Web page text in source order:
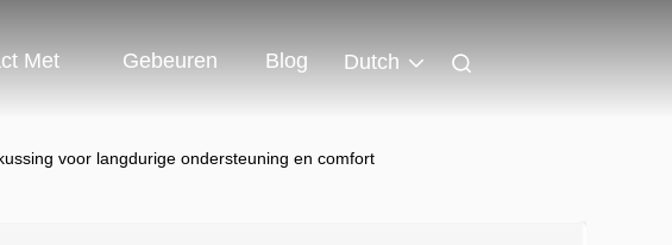
Met Gebeuren Blog Dutch
voor langdurige ondersteuning en comfort